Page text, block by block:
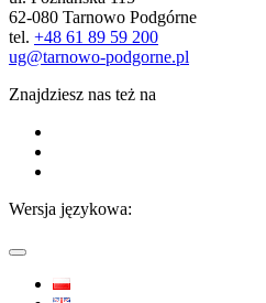
62-080 Tarnowo Podgórne
tel. +48 61 89 59 200
ug@tarnowo-podgorne.pl
Znajdziesz nas też na
Wersja językowa: